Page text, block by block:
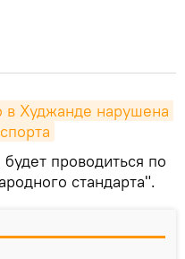
в Худжанде нарушена
проводиться по
стандарта".